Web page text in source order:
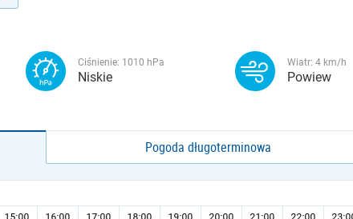
Ciśnienie: 1010 hPa
Niskie
Wiatr: 4 km/h
Powiew
Pogoda długoterminowa